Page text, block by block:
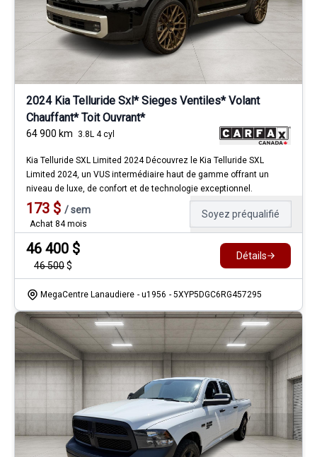
2024 Kia Telluride Sxl* Sieges Ventiles* Volant
Chauffant* Toit Ouvrant*
64 900 km 3.8L 4 cyl
Kia Telluride SXL Limited 2024 Découvrez le Kia Telluride SXL
Limited 2024, un VUS intermédiaire haut de gamme offrant un
niveau de luxe, de confort et de technologie exceptionnel.
173 $ /sem
Achat 84 mois
Soyez préqualifié
46 400 $
46 500$
Détails
MegaCentre Lanaudiere - u1956 - 5XYP5DGC6RG457295